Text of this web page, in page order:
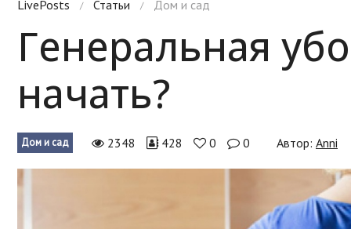
Экономика
Происшествия
Россия
LivePosts / Статьи / Дом и сад
Генеральная
начать?
Дом и сад 2348 428 0 0 Автор: Anni